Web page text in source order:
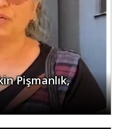
Pişmanlık,